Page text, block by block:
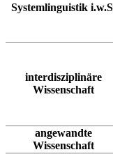
Systemlinguistik
interdisziplinäre
Wissenschaft
angewandte
Wissenschaft